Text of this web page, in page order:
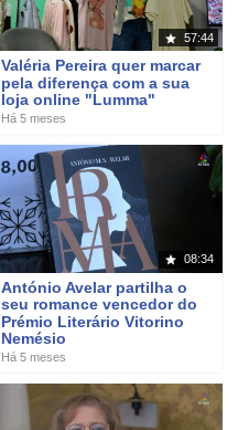
57:44
Valéria Pereira quer marcar
pela diferença com a sua
loja online "Lumma"
Há 5 meses
08:34
António Avelar partilha o
seu romance vencedor do
Prémio Literário Vitorino
Nemésio
Há 5 meses